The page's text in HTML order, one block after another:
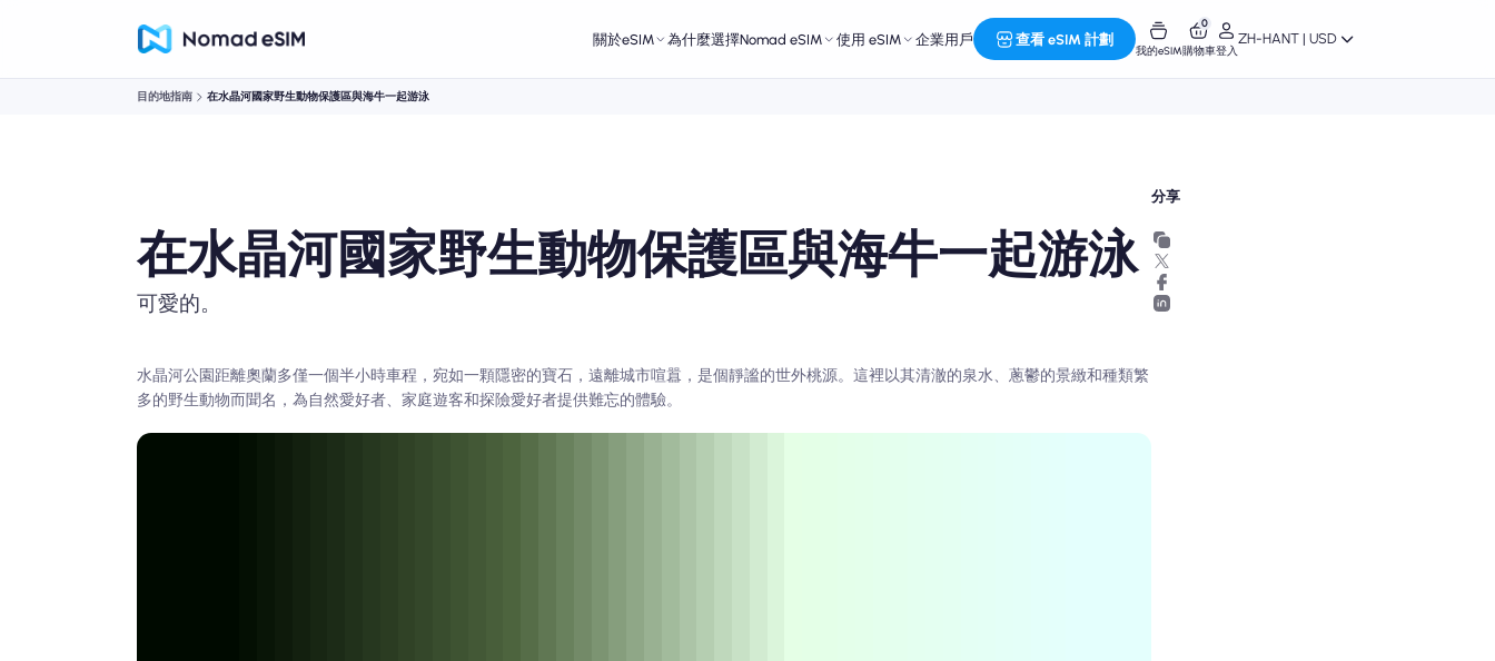
關於eSIM 為什麼選擇Nomad eSIM 使用 eSIM 企業用戶 查看 eSIM 計劃
我的eSIM
0
購物車登入
ZH-HANT | USD
目的地指南 在水晶河國家野生動物保護區與海牛一起游泳
在水晶河國家野生動物保護區與海牛一起游泳
可愛的。
水晶河公園距離奧蘭多僅一個半小時車程，宛如一顆隱密的寶石，遠離城市喧囂，是個靜謐的世外桃源。這裡以其清澈的泉水、蔥鬱的景緻和種類繁
多的野生動物而聞名，為自然愛好者、家庭遊客和探險愛好者提供難忘的體驗。
分享